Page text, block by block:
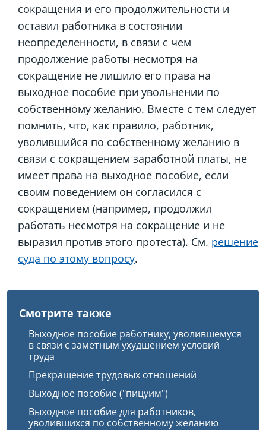
сокращения и его продолжительности и
оставил работника в состоянии
неопределенности, в связи с чем
продолжение работы несмотря на
сокращение не лишило его права на
выходное пособие при увольнении по
собственному желанию. Вместе с тем следует
помнить, что, как правило, работник,
уволившийся по собственному желанию в
связи с сокращением заработной платы, не
имеет права на выходное пособие, если
своим поведением он согласился с
сокращением (например, продолжил
работать несмотря на сокращение и не
выразил против этого протеста). См. решение
суда по этому вопросу.
Смотрите также
Выходное пособие работнику, уволившемуся
в связи с заметным ухудшением условий
труда
Прекращение трудовых отношений
Выходное пособие ("пицуим")
Выходное пособие для работников,
уволившихся по собственному желанию